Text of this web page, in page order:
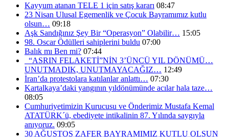
Kayyum atanan TELE 1 için satış kararı 08:47
23 Nisan Ulusal Egemenlik ve Çocuk Bayramımız kutlu
olsun… 09:18
Aşk Sandığınız Şey Bir “Operasyon” Olabilir… 15:05
98. Oscar Ödülleri sahiplerini buldu 07:00
Balık mı Ben mi? 07:44
“ASRIN FELAKETİ”NİN 3’ÜNCÜ YIL DÖNÜMÜ…
UNUTMADIK, UNUTMAYACAĞIZ… 12:49
İran’da protestolara katılanlar anlattı… 07:30
Kartalkaya’daki yangının yıldönümünde acılar hala taze…
08:05
Cumhuriyetimizin Kurucusu ve Önderimiz Mustafa Kemal
ATATÜRK´ü, ebediyete intikalinin 87. Yılında saygıyla
anıyoruz. 09:05
30 AĞUSTOS ZAFER BAYRAMIMIZ KUTLU OLSUN